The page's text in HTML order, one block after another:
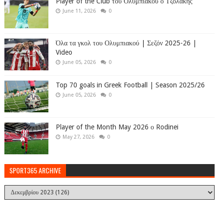
June 11, 2026 0
Όλα τα γκολ του Ολυμπιακού | Σεζόν 2025-26 |
Video
June 05, 2026 0
Top 70 goals in Greek Football | Season 2025/26
June 05, 2026 0
Player of the Month May 2026 ο Rodinei
May 27, 2026 0
SPORT365 ARCHIVE